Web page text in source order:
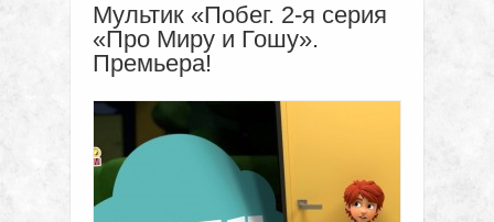
Мультик «Побег. 2-я серия
«Про Миру и Гошу».
Премьера!